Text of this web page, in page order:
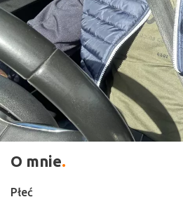
O mnie
Płeć